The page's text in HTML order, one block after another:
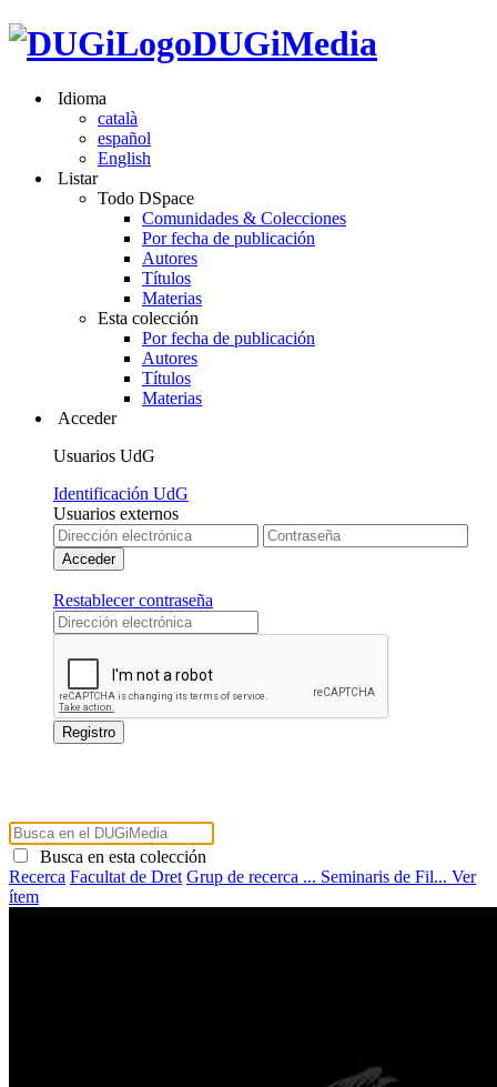
DUGiMedia
Idioma
català
español
English
Listar
Todo DSpace
Comunidades & Colecciones
Por fecha de publicación
Autores
Títulos
Materias
Esta colección
Por fecha de publicación
Autores
Títulos
Materias
Acceder
Usuarios UdG
Identificación UdG
Usuarios externos
Restablecer contraseña
Busca en esta colección
Recerca Facultat de Dret Grup de recerca ... Seminaris de Fil... Ver
ítem